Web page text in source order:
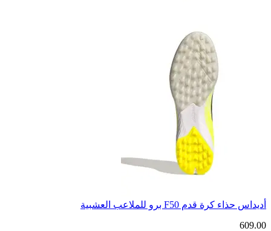
أديداس حذاء كرة قدم F50 برو للملاعب العشبية
609.00